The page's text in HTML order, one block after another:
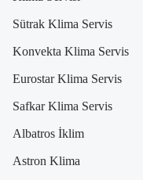
Sütrak Klima Servis
Konvekta Klima Servis
Eurostar Klima Servis
Safkar Klima Servis
Albatros İklim
Astron Klima